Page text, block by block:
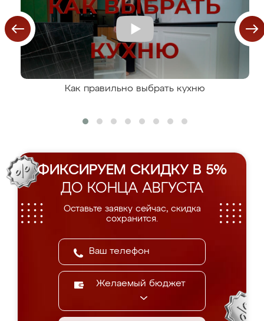
Как правильно выбрать кухню
ФИКСИРУЕМ СКИДКУ В 5%
ДО КОНЦА АВГУСТА
Оставьте заявку сейчас, скидка
сохранится.
Желаемый бюджет